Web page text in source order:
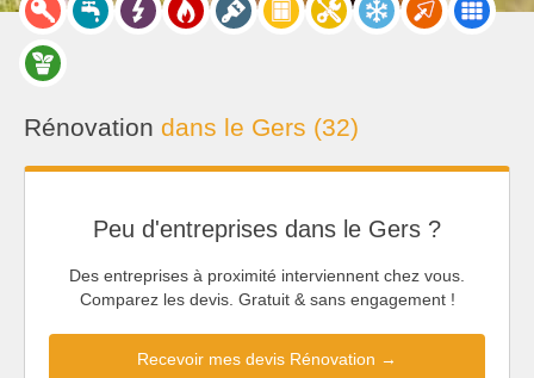
Rénovation dans le Gers (32)
Peu d'entreprises dans le Gers ?
Des entreprises à proximité interviennent chez vous.
Comparez les devis. Gratuit & sans engagement !
Recevoir mes devis Rénovation →